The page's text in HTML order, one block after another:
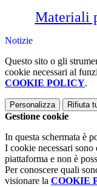
Materiali
Notizie
Questo sito o gli
cookie necessari al
COOKIE POLICY.
Personalizza Rifiuta
Gestione cookie
In questa schermata è
I cookie necessari
piattaforma e non è
Per conoscere quali
visionare la COOKIE